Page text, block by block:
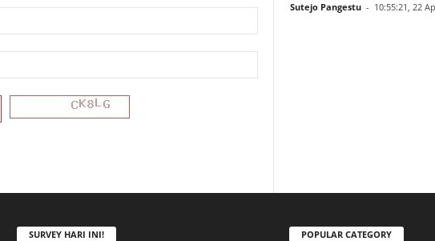
Sutejo Pangestu - 10:55:21, 22
SURVEY HARI INI! POPULAR CATEGORY